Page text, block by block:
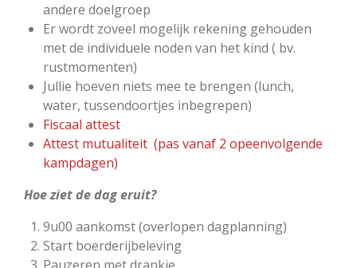
andere doelgroep
Er wordt zoveel mogelijk rekening gehouden
met de individuele noden van het kind ( bv.
rustmomenten)
Jullie hoeven niets mee te brengen (lunch,
water, tussendoortjes inbegrepen)
Fiscaal attest
Attest mutualiteit (pas vanaf 2 opeenvolgende
kampdagen)
Hoe ziet de dag eruit?
9u00 aankomst (overlopen dagplanning)
Start boerderijbeleving